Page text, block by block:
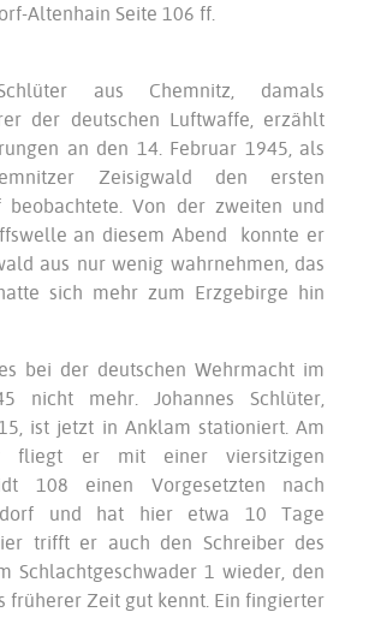
Altenhain Seite 106 ff.
aus Chemnitz, damals
der deutschen Luftwaffe, erzählt
an den 14. Februar 1945, als
Zeisigwald den ersten
beobachtete. Von der zweiten und
an diesem Abend konnte er
aus nur wenig wahrnehmen, das
sich mehr zum Erzgebirge hin
bei der deutschen Wehrmacht im
nicht mehr. Johannes Schlüter,
ist jetzt in Anklam stationiert. Am
fliegt er mit einer viersitzigen
108 einen Vorgesetzten nach
und hat hier etwa 10 Tage
trifft er auch den Schreiber des
Schlachtgeschwader 1 wieder, den
früherer Zeit gut kennt. Ein fingierter